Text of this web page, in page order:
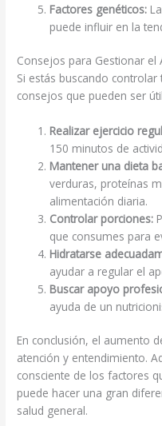
Factores genéticos:
puede influir en la
Consejos para Gestionar el
Si estás buscando
consejos que pueden ser
Realizar ejercicio
150 minutos de
Mantener una dieta
verduras, proteínas
alimentación diaria.
Controlar porciones:
que consumes para
Hidratarse
ayudar a regular el
Buscar apoyo
ayuda de un
En conclusión, el aumento
atención y entendimiento.
consciente de los factores
puede hacer una gran
salud general.